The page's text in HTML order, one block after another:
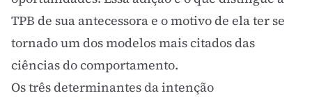
TPB de sua antecessora e o motivo de ela ter se
tornado um dos modelos mais citados das
ciências do comportamento.
Os três determinantes da intenção